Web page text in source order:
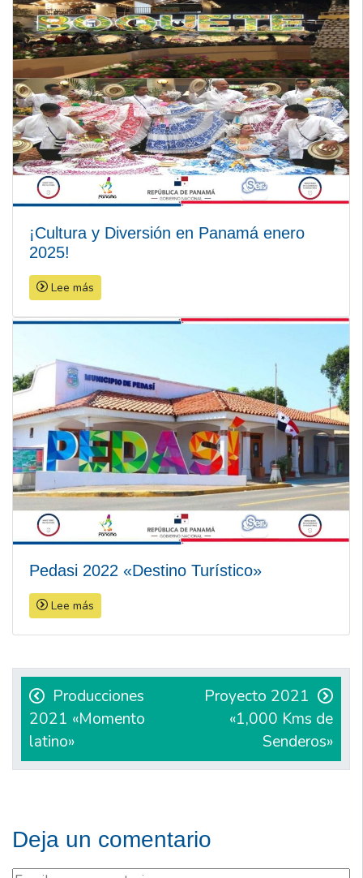
¡Cultura y Diversión en Panamá enero
2025!
Lee más
Pedasi 2022 «Destino Turístico»
Lee más
Navegación
de
entradas
Producciones
2021 «Momento
latino»
Proyecto 2021
«1,000 Kms de
Senderos»
Deja un comentario